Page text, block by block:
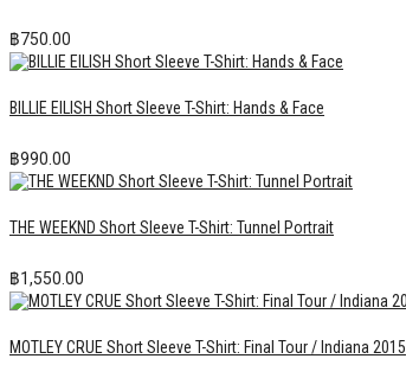
฿750.00
BILLIE EILISH Short Sleeve T-Shirt: Hands & Face
฿990.00
THE WEEKND Short Sleeve T-Shirt: Tunnel Portrait
฿1,550.00
MOTLEY CRUE Short Sleeve T-Shirt: Final Tour / Indiana 2015